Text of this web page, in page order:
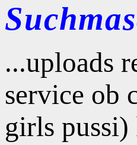
...uploads
service ob
girls pussi)